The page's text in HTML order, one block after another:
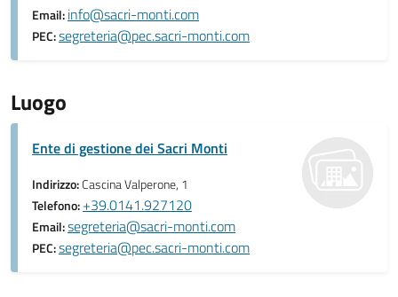
Email:info@sacri-monti.com
PEC:segreteria@pec.sacri-monti.com
Luogo
Ente di gestione dei Sacri Monti
Indirizzo:Cascina Valperone, 1
Telefono:+39.0141.927120
Email:segreteria@sacri-monti.com
PEC:segreteria@pec.sacri-monti.com